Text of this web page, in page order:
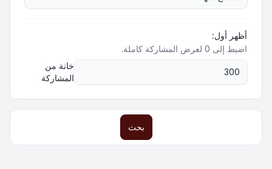
أظهر أول:
اضبط إلى 0 لعرض المشاركة كاملة.
خانة من
المشاركة
بحث